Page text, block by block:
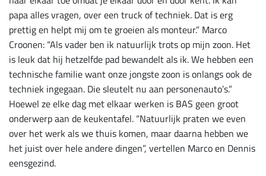
papa alles vragen, over een truck of techniek. Dat is erg
prettig en helpt mij om te groeien als monteur.” Marco
Croonen: “Als vader ben ik natuurlijk trots op mijn zoon. Het
is leuk dat hij hetzelfde pad bewandelt als ik. We hebben een
technische familie want onze jongste zoon is onlangs ook de
techniek ingegaan. Die sleutelt nu aan personenauto’s.”
Hoewel ze elke dag met elkaar werken is BAS geen groot
onderwerp aan de keukentafel. “Natuurlijk praten we even
over het werk als we thuis komen, maar daarna hebben we
het juist over hele andere dingen”, vertellen Marco en Dennis
eensgezind.